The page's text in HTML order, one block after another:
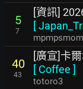
5
7
[資訊]
[
mpmpsmom
40
43
[廣宣]卡
[ Coffee ]
totoro3